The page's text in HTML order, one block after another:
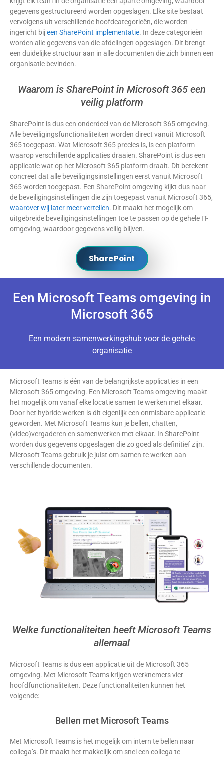
gegevens gestructureerd worden opgeslagen. Elke site bestaat
vervolgens uit verschillende hoofdcategorieën, die worden
ingericht bijeen SharePoint implementatie. In deze categorieën
worden alle gegevens van die afdelingen opgeslagen. Dit brengt
een duidelijke structuur aan in alle documenten die zich binnen een
organisatie bevinden.
Waarom is SharePoint in Microsoft 365 een
veilig platform
SharePoint is dus een onderdeel van de Microsoft 365 omgeving.
Alle beveiligingsfunctionaliteiten worden direct vanuit Microsoft
365 toegepast. Wat Microsoft 365 precies is, is een platform
waarop verschillende applicaties draaien. SharePoint is dus een
applicatie wat op het Microsoft 365 platform draait. Dit betekent
concreet dat alle beveiligingsinstellingen eerst vanuit Microsoft
365 worden toegepast. Een SharePoint omgeving kijkt dus naar
de beveiligingsinstellingen die zijn toegepast vanuit Microsoft 365,
waarover wij later meer vertellen. Dit maakt het mogelijk om
uitgebreide beveiligingsinstellingen toe te passen op de gehele IT-
omgeving, waardoor gegevens veilig blijven.
SharePoint
Een Microsoft Teams omgeving in
Microsoft 365
Een modern samenwerkingshub voor de gehele
organisatie
Microsoft Teams is één van de belangrijkste applicaties in een
Microsoft 365 omgeving. Een Microsoft Teams omgeving maakt
het mogelijk om vanaf elke locatie samen te werken met elkaar.
Door het hybride werken is dit eigenlijk een onmisbare applicatie
geworden. Met Microsoft Teams kun je bellen, chatten,
(video)vergaderen en samenwerken met elkaar. In SharePoint
worden dus gegevens opgeslagen die zo goed als definitief zijn.
Microsoft Teams gebruik je juist om samen te werken aan
verschillende documenten.
Welke functionaliteiten heeft Microsoft Teams
allemaal
Microsoft Teams is dus een applicatie uit de Microsoft 365
omgeving. Met Microsoft Teams krijgen werknemers vier
hoofdfunctionaliteiten. Deze functionaliteiten kunnen het
volgende:
Bellen met Microsoft Teams
Met Microsoft Teams is het mogelijk om intern te bellen naar
collega’s. Dit maakt het makkelijk om snel een collega te